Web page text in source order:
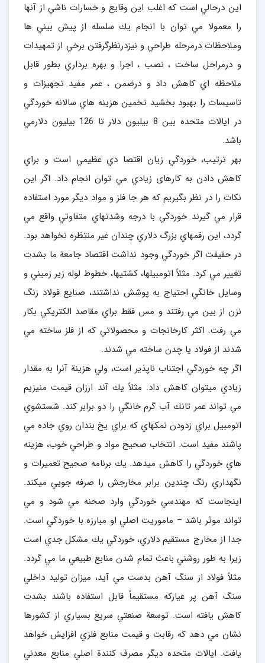
اين درحالي است كه اغلب اين وقايع و خسارات ناشي از آنها
را معمولا مي توان با انجام يك سلسله از پيش بيني ها
وملاحظات درمرحله طراحي و نيزدرنظرگرفتن برخي از تمهيدات
و درمراحل ساخت ، نصب ، اجرا و بهره برداري بطور قابل
ملاحظه اي كاهش داد و درضمن ، عمر مفيد تجهيزات و
تاسيسات را بهبود بخشيد تخمين هزينه هاي سالانه خوردگي
در ايالات متحده بين 8 بيليون دلار تا 126 بيليون دلارمي
باشد.
بهر ترتيب، خوردگي زيان اقتصا دي عظيمي است و براي
كاهش دادن به كارهای زيادي مي توان انجام داد. اگر اين
نكات را در نظر بگيريم كه هر جا فلز و مواد ديگر مورد استفاده
قرار مي گيرند خوردگي با درجه وشدتهاي متفاوتي واقع مي
گردد، اين رقمهاي بزرگ دلاري چندان غير منتظره نخواهد بود.
در حقيقت اگر خوردگي وجود نداشت اقتصاد جامعة ما بشدت
تغيير مي كرد. مثلاً اتومبيلها، كشتيها، خطوط لوله زير زميني و
وسايل خانگي احتياج به پوشش نداشتند، صنايع فولاد زنگ
نزن از بين مي رفتند و مس فقط براي مقاصد الكتريكي بكار
مي رفت. اكثر كارخانجات و محصولاتي كه از فلز ساخته مي
شدند از فولاد يا چدن ساخته مي شدند.
اگر چه خوردگي اجتناب ناپذير است، ولي هزينة آنرا به مقدار
زيادي ميتوان كاهش داد. مثلاً يك آند ارزان قيمت منيزيم
مي تواند عمر تانك آب گرم خانگي را دو برابر كند. شستشوي
اتومبيل براي زدودن نمكهاي كه براي يخ بندان روي جاده مي
پاشند مفيد است. انتخاب صحيح مواد و طراحي خوب، هزينه
هاي خوردگي را كاهش ميدهد. يك برنامه صحيح تعميرات و
نگهداري رنگ چندين برابر مخارجش را صرفه جويي ميكند.
اينجاست كه مهندسي خوردگي وارد صحنه مي شود و مي
تواند موثر باشد – ماموريت اصلي او مبارزه با خوردگي است.
جدا از مخارج مستقيم دلاري، خوردگي يك مشكل جدي است
زيرا به طور روشني باعث تمام شدن منابع طبيعي ما مي گردد.
مثلاً فولاد از سنگ آهن بدست مي آيد، ميزان توليد داخلي
سنگ آهن پر عياركه مستقيماً قابل استفاده باشند بشدت
كاهش يافته است. توسعة صنعتي سريع بسياري از كشورها
نشان مي دهد كه رقابت و قيمت منابع فلزي افزايش خواهد
يافت. ايالات متحده ديگر مصرف كنندة اصلي منابع معدني